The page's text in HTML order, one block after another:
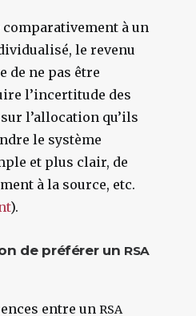
à un
le revenu
de ne pas être
l’incertitude des
l’allocation qu’ils
le système
et plus clair, de
à la source, etc.
).
de préférer un RSA
entre un RSA